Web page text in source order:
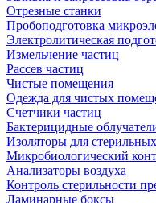
Отрезные станки
Пробоподготовка
Электролитическая
Измельчение частиц
Рассев частиц
Чистые помещения
Одежда для чистых
Счетчики частиц
Бактерицидные
Изоляторы для
Микробиологический
Анализаторы воздуха
Контроль стерильности
Ламинарные боксы